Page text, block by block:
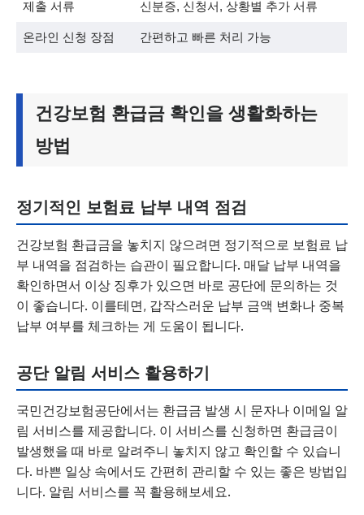
제출 서류 신분증, 신청서, 상황별 추가 서류
온라인 신청 장점 간편하고 빠른 처리 가능
건강보험 환급금 확인을 생활화하는
방법
정기적인 보험료 납부 내역 점검
건강보험 환급금을 놓치지 않으려면 정기적으로 보험료 납
부 내역을 점검하는 습관이 필요합니다. 매달 납부 내역을
확인하면서 이상 징후가 있으면 바로 공단에 문의하는 것
이 좋습니다. 이를테면, 갑작스러운 납부 금액 변화나 중복
납부 여부를 체크하는 게 도움이 됩니다.
공단 알림 서비스 활용하기
국민건강보험공단에서는 환급금 발생 시 문자나 이메일 알
림 서비스를 제공합니다. 이 서비스를 신청하면 환급금이
발생했을 때 바로 알려주니 놓치지 않고 확인할 수 있습니
다. 바쁜 일상 속에서도 간편히 관리할 수 있는 좋은 방법입
니다. 알림 서비스를 꼭 활용해보세요.